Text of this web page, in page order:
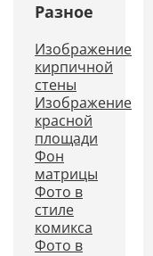
Разное
Изображение
кирпичной
стены
Изображение
красной
площади
Фон
матрицы
Фото в
стиле
комикса
Фото в